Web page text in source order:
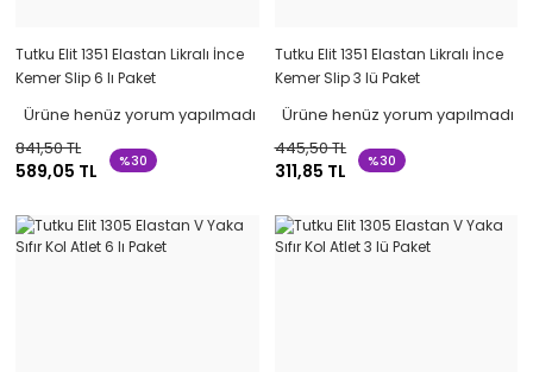
Tutku Elit 1351 Elastan Likralı İnce
Kemer Slip 6 lı Paket
Ürüne henüz yorum yapılmadı
841,50 TL
589,05 TL %30
Tutku Elit 1351 Elastan Likralı İnce
Kemer Slip 3 lü Paket
Ürüne henüz yorum yapılmadı
445,50 TL
311,85 TL %30